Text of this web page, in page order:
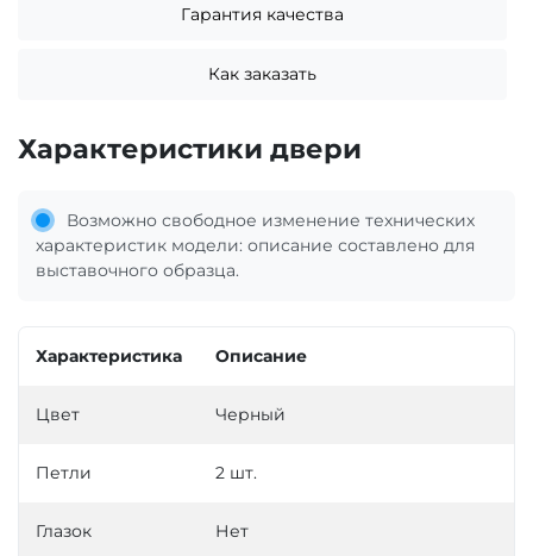
Гарантия качества
Как заказать
Характеристики двери
Возможно свободное изменение технических
характеристик модели: описание составлено для
выставочного образца.
Характеристика Описание
Цвет Черный
Петли 2 шт.
Глазок Нет